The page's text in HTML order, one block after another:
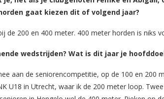
gaat kiezen dit of volgend jaar?
de 200 en 400 meter. 400 meter horden is niks
wedstrijden? Wat is dit jaar je
aan de seniorencompetitie, op de 100 en 200
U18 in Utrecht, waar ik de 200 meter loop.